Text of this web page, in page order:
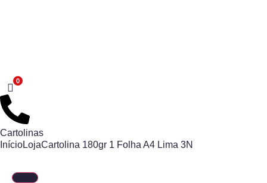
Cartolinas
InícioLojaCartolina 180gr 1 Folha A4 Lima 3N